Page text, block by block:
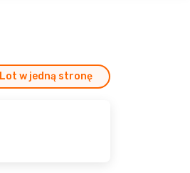
Lot w jedną stronę